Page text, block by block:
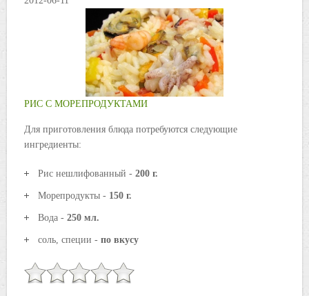
РИС С МОРЕПРОДУКТАМИ
Для приготовления блюда потребуются следующие
ингредиенты:
Рис нешлифованный - 200 г.
Морепродукты - 150 г.
Вода - 250 мл.
соль, специи - по вкусу